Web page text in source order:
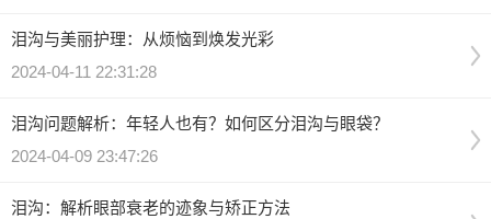
泪沟与美丽护理：从烦恼到焕发光彩
2024-04-11 22:31:28
泪沟问题解析：年轻人也有？如何区分泪沟与眼袋？
2024-04-09 23:47:26
泪沟：解析眼部衰老的迹象与矫正方法